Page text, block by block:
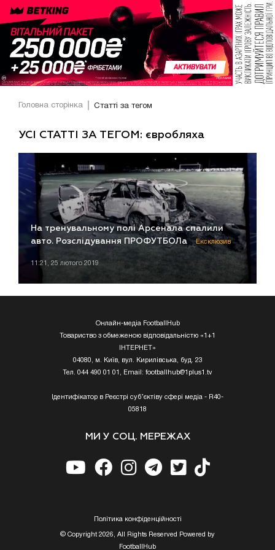
Головна сторінка Статті за тегом
УСІ СТАТТІ ЗА ТЕГОМ: євробляха
На тренувальному полі Арсенала спалили
авто. Розслідування ПРОФУТБОЛа
Ексклюзив
11:21, 25 лютого 2019
Онлайн-медіа FootballHub
Товариство з обмеженою відповідальністю «1+1
ІНТЕРНЕТ»
04080, м. Київ, вул. Кирилівська, буд. 23
Тел. 044 490 01 01, Email: footballhub@1plus1.tv
Ідентифікатор в Реєстрі суб’єктіву сфері медіа - R40-
05818
МИ У СОЦ. МЕРЕЖАХ
Полiтика конфiденцiйностi
© Copyright 2026, All Rights Reserved Powered by
FootballHub